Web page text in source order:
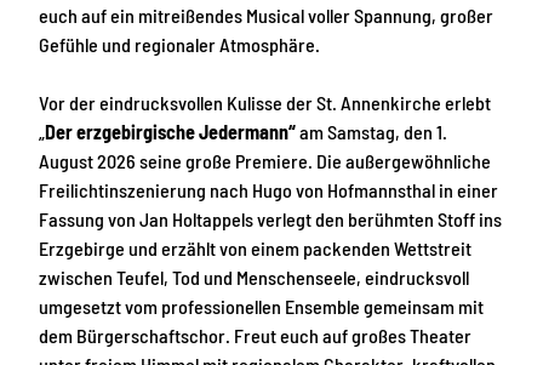
euch auf ein mitreißendes Musical voller Spannung, großer
Gefühle und regionaler Atmosphäre.
Vor der eindrucksvollen Kulisse der St. Annenkirche erlebt
„Der erzgebirgische Jedermann“am Samstag, den 1.
August 2026 seine große Premiere. Die außergewöhnliche
Freilichtinszenierung nach Hugo von Hofmannsthal in einer
Fassung von Jan Holtappels verlegt den berühmten Stoff ins
Erzgebirge und erzählt von einem packenden Wettstreit
zwischen Teufel, Tod und Menschenseele, eindrucksvoll
umgesetzt vom professionellen Ensemble gemeinsam mit
dem Bürgerschaftschor. Freut euch auf großes Theater